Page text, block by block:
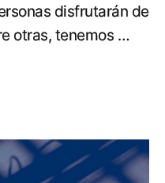
disfrutarán de
otras, tenemos …